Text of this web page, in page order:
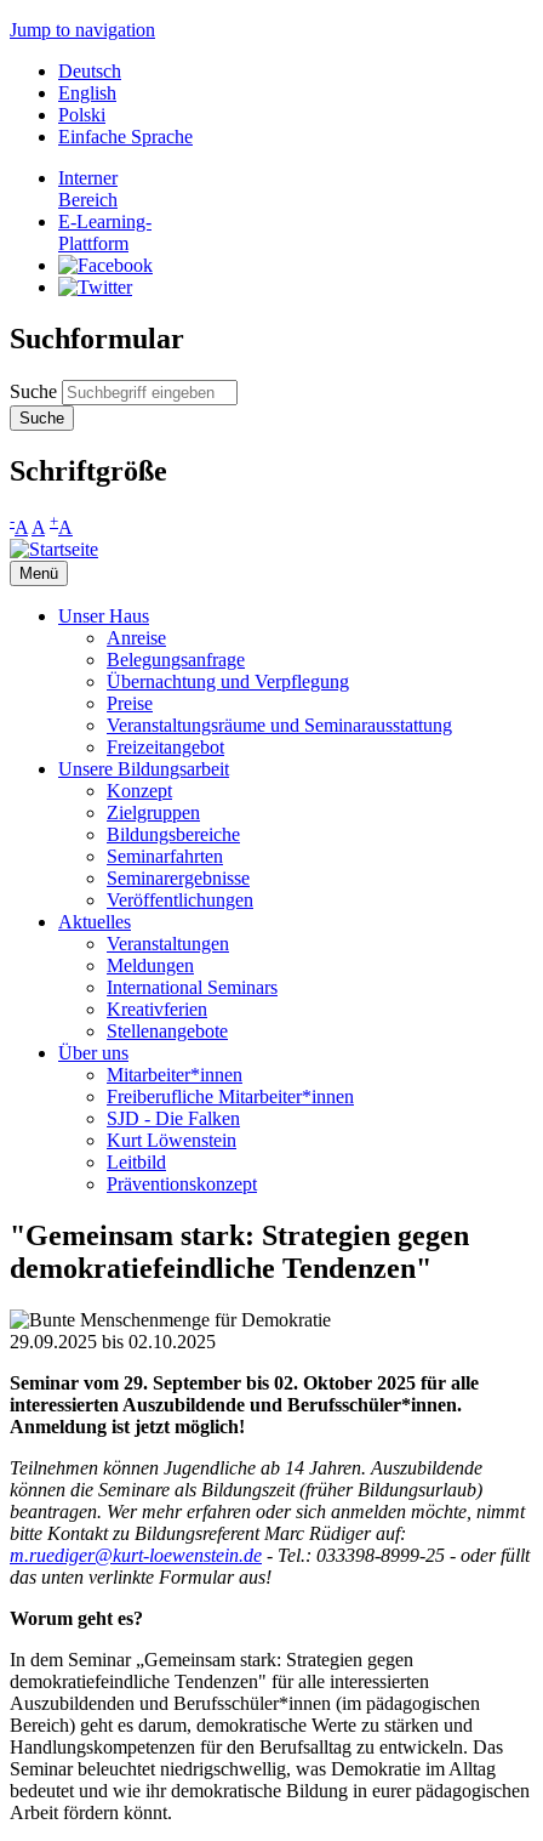
Jump to navigation
Deutsch
English
Polski
Einfache Sprache
Interner
Bereich
E-Learning-
Plattform
Suchformular
Suche
Schriftgröße
-A A +A
Menü
Unser Haus
Anreise
Belegungsanfrage
Übernachtung und Verpflegung
Preise
Veranstaltungsräume und Seminarausstattung
Freizeitangebot
Unsere Bildungsarbeit
Konzept
Zielgruppen
Bildungsbereiche
Seminarfahrten
Seminarergebnisse
Veröffentlichungen
Aktuelles
Veranstaltungen
Meldungen
International Seminars
Kreativferien
Stellenangebote
Über uns
Mitarbeiter*innen
Freiberufliche Mitarbeiter*innen
SJD - Die Falken
Kurt Löwenstein
Leitbild
Präventionskonzept
"Gemeinsam stark: Strategien gegen
demokratiefeindliche Tendenzen"
29.09.2025 bis 02.10.2025
Seminar vom 29. September bis 02. Oktober 2025 für alle
interessierten Auszubildende und Berufsschüler*innen.
Anmeldung ist jetzt möglich!
Teilnehmen können Jugendliche ab 14 Jahren. Auszubildende
können die Seminare als Bildungszeit (früher Bildungsurlaub)
beantragen. Wer mehr erfahren oder sich anmelden möchte, nimmt
bitte Kontakt zu Bildungsreferent Marc Rüdiger auf:
m.ruediger@kurt-loewenstein.de - Tel.: 033398-8999-25 - oder füllt
das unten verlinkte Formular aus!
Worum geht es?
In dem Seminar „Gemeinsam stark: Strategien gegen
demokratiefeindliche Tendenzen" für alle interessierten
Auszubildenden und Berufsschüler*innen (im pädagogischen
Bereich) geht es darum, demokratische Werte zu stärken und
Handlungskompetenzen für den Berufsalltag zu entwickeln. Das
Seminar beleuchtet niedrigschwellig, was Demokratie im Alltag
bedeutet und wie ihr demokratische Bildung in eurer pädagogischen
Arbeit fördern könnt.